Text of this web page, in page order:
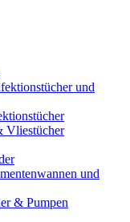
und
Vliestücher
und
& Pumpen